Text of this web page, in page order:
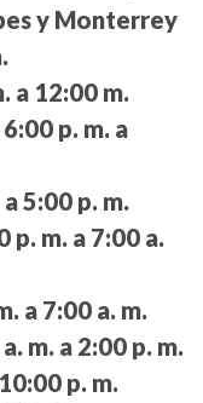
y Monterrey
a 12:00 m.
6:00 p. m. a
5:00 p. m.
p. m. a 7:00 a.
a 7:00 a. m.
m. a 2:00 p. m.
p. m.